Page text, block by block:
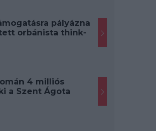
pályázna
orbánista think-
4 milliós
a Szent Ágota